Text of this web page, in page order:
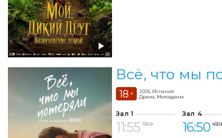
Всё, что мы
18 +
2026, Испания
Драма, Мелодрама
Зал 1
11:55 350 ₽
Зал 4
16:50 450